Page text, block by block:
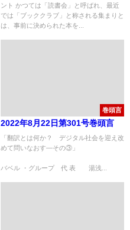
ント かつては「読書会」と呼ばれ、最近
では「ブッククラブ」と称される集まりと
は、事前に決められた本を...
巻頭言
2022年8月22日第301号巻頭言
「翻訳とは何か？ デジタル社会を迎え改
めて問いなおす—その③」
バベル ・グループ 代 表 湯浅...